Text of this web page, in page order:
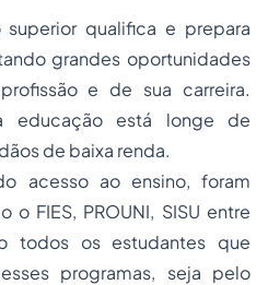
qualifica e prepara
grandes oportunidades
e de sua carreira.
educação está longe de
de baixa renda.
acesso ao ensino, foram
FIES, PROUNI, SISU entre
todos os estudantes que
programas, seja pelo